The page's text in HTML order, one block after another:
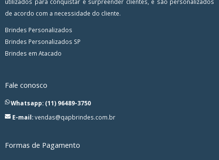
de acordo com a necessidade do cliente.
Brindes Personalizados
Brindes Personalizados SP
Brindes em Atacado
Fale conosco
Whatsapp: (11) 96489-3750
E-mail:vendas@qapbrindes.com.br
Formas de Pagamento